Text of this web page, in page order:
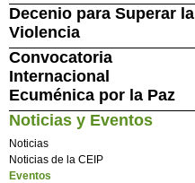
Decenio para Superar la
Violencia
Convocatoria
Internacional
Ecuménica por la Paz
Noticias y Eventos
Noticias
Noticias de la CEIP
Eventos